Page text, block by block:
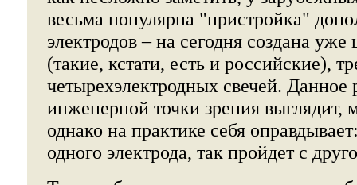
весьма популярна "пристройка"
электродов – на сегодня создана уже
(такие, кстати, есть и российские),
четырехэлектродных свечей. Данное
инженерной точки зрения выглядит,
однако на практике себя
одного электрода, так пройдет с